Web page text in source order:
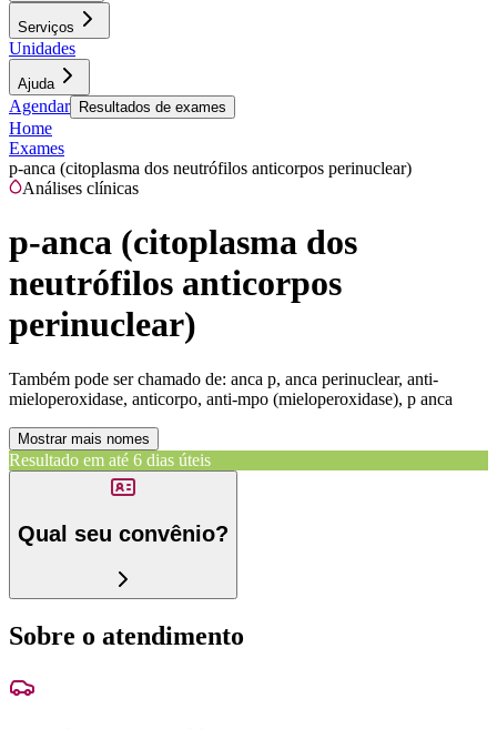
Serviços
Unidades
Ajuda
Agendar Resultados de exames
Home
Exames
p-anca (citoplasma dos neutrófilos anticorpos perinuclear)
Análises clínicas
p-anca (citoplasma dos
neutrófilos anticorpos
perinuclear)
Também pode ser chamado de: anca p, anca perinuclear, anti-
mieloperoxidase, anticorpo, anti-mpo (mieloperoxidase), p anca
Mostrar mais nomes
Resultado em até 6 dias úteis
Qual seu convênio?
Sobre o atendimento